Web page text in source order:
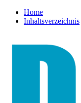
Home
Inhaltsverzeichnis